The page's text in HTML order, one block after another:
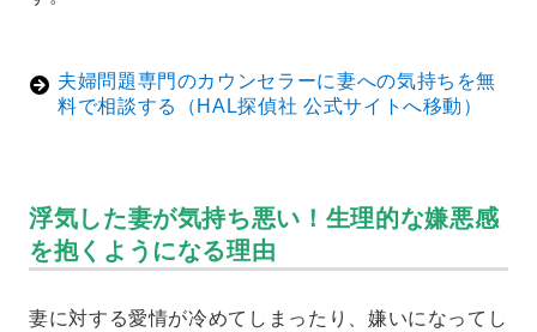
夫婦問題専門のカウンセラーに妻への気持ちを無
料で相談する（HAL探偵社 公式サイトへ移動）
浮気した妻が気持ち悪い！生理的な嫌悪感
を抱くようになる理由
妻に対する愛情が冷めてしまったり、嫌いになってし